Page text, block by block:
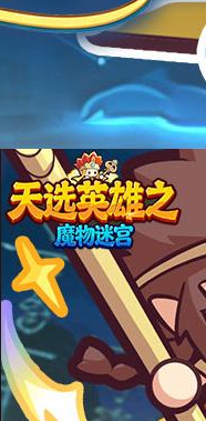
魔物迷宫1
魔物迷宫1
魔物迷宫2
魔物迷宫2
魔物迷宫3
魔物迷宫3
魔物迷宫4
魔物迷宫4
魔物迷宫5
魔物迷宫5